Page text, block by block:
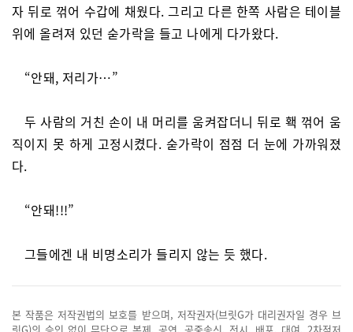
자 뒤로 꺾어 수갑에 채웠다. 그리고 다른 한쪽 사람은 테이블
위에 올려져 있던 숟가락을 들고 나에게 다가왔다.
“안돼, 저리가…”
두 사람의 거친 손이 내 머리를 움켜잡더니 뒤로 홱 꺾어 움
직이지 못 하게 고정시켰다. 숟가락이 점점 더 눈에 가까워졌
다.
“안돼!!!”
그들에겐 내 비명소리가 들리지 않는 듯 했다.
본 작품은 저작권법의 보호를 받으며, 저작권자(브릿G가 대리권자일 경우 브